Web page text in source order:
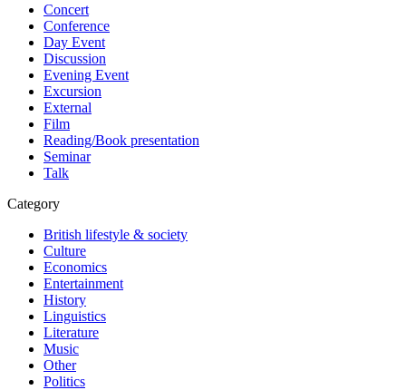
Concert
Conference
Day Event
Discussion
Evening Event
Excursion
External
Film
Reading/Book presentation
Seminar
Talk
Category
British lifestyle & society
Culture
Economics
Entertainment
History
Linguistics
Literature
Music
Other
Politics